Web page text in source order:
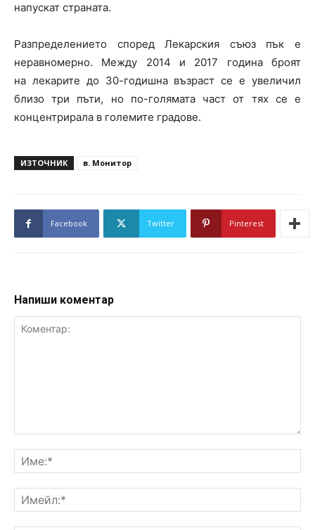
напускат страната.
Разпределението според Лекарския съюз пък е
неравномерно. Между 2014 и 2017 година броят
на лекарите до 30-годишна възраст се е увеличил
близо три пъти, но по-голямата част от тях се е
концентрирала в големите градове.
ИЗТОЧНИК в. Монитор
Facebook Twitter Pinterest
Напиши коментар